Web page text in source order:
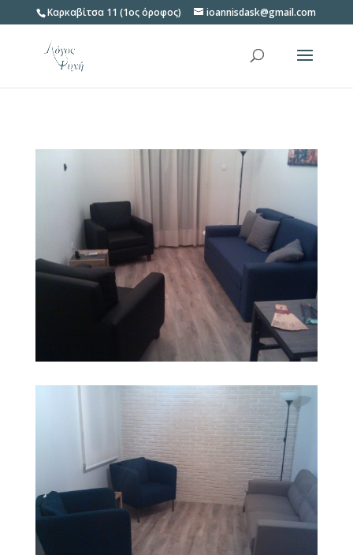
Καρκαβίτσα 11 (1ος όροφος) ioannisdask@gmail.com